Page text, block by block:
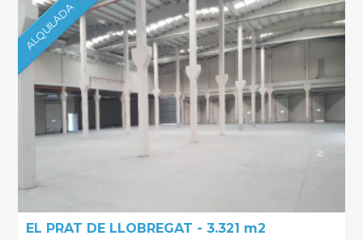
ALQUILADA
EL PRAT DE LLOBREGAT - 3.321 m2